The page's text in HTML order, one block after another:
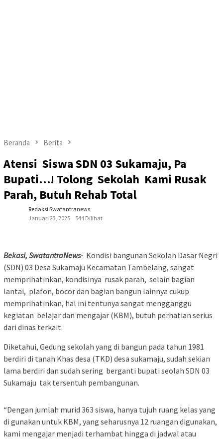
Beranda Berita
Atensi Siswa SDN 03 Sukamaju, Pa
Bupati…! Tolong Sekolah Kami Rusak
Parah, Butuh Rehab Total
Redaksi Swatantranews
Januari 23, 2025
544 Dilihat
Bekasi, SwatantraNews- Kondisi bangunan Sekolah Dasar Negri
(SDN) 03 Desa Sukamaju Kecamatan Tambelang, sangat
memprihatinkan, kondisinya rusak parah, selain bagian
lantai, plafon, bocor dan bagian bangun lainnya cukup
memprihatinkan, hal ini tentunya sangat mengganggu
kegiatan belajar dan mengajar (KBM), butuh perhatian serius
dari dinas terkait.
Diketahui, Gedung sekolah yang di bangun pada tahun 1981
berdiri di tanah Khas desa (TKD) desa sukamaju, sudah sekian
lama berdiri dan sudah sering berganti bupati seolah SDN 03
Sukamaju tak tersentuh pembangunan.
“Dengan jumlah murid 363 siswa, hanya tujuh ruang kelas yang
di gunakan untuk KBM, yang seharusnya 12 ruangan digunakan,
kami mengajar menjadi terhambat hingga di jadwal atau